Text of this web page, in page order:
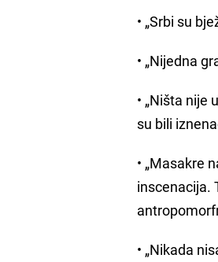
• „Srbi su
• „Nijedna
• „Ništa nije
su bili
• „Masakre
inscenacija.
• „Nikada